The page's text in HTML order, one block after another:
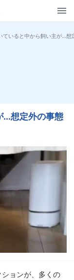
ていると中から飼い主が...
...想定外の事態
ョンが、多くの